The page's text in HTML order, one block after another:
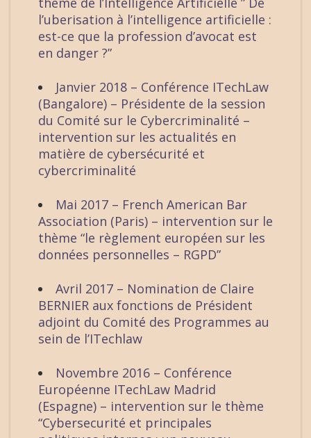
l’uberisation à l’intelligence artificielle :
est-ce que la profession d’avocat est
en danger ?”
Janvier 2018 – Conférence ITechLaw
(Bangalore) – Présidente de la session
du Comité sur le Cybercriminalité –
intervention sur les actualités en
matière de cybersécurité et
cybercriminalité
Mai 2017 – French American Bar
Association (Paris) – intervention sur le
thème “le règlement européen sur les
données personnelles – RGPD”
Avril 2017 – Nomination de Claire
BERNIER aux fonctions de Président
adjoint du Comité des Programmes au
sein de l’ITechlaw
Novembre 2016 – Conférence
Européenne ITechLaw Madrid
(Espagne) – intervention sur le thème
“Cybersecurité et principales